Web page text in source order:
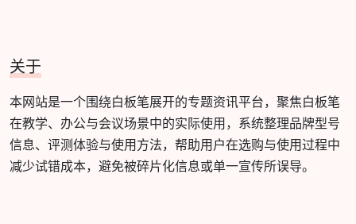
关于
本网站是一个围绕白板笔展开的专题资讯平台，聚焦白板笔
在教学、办公与会议场景中的实际使用，系统整理品牌型号
信息、评测体验与使用方法，帮助用户在选购与使用过程中
减少试错成本，避免被碎片化信息或单一宣传所误导。